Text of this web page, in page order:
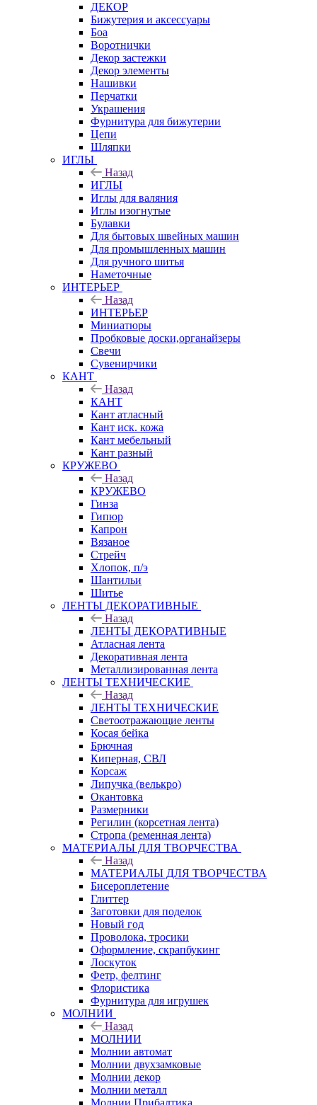
ДЕКОР
Бижутерия и аксессуары
Боа
Воротнички
Декор застежки
Декор элементы
Нашивки
Перчатки
Украшения
Фурнитура для бижутерии
Цепи
Шляпки
ИГЛЫ
Назад
ИГЛЫ
Иглы для валяния
Иглы изогнутые
Булавки
Для бытовых швейных машин
Для промышленных машин
Для ручного шитья
Наметочные
ИНТЕРЬЕР
Назад
ИНТЕРЬЕР
Миниатюры
Пробковые доски,органайзеры
Свечи
Сувенирчики
КАНТ
Назад
КАНТ
Кант атласный
Кант иск. кожа
Кант мебельный
Кант разный
КРУЖЕВО
Назад
КРУЖЕВО
Гинза
Гипюр
Капрон
Вязаное
Стрейч
Хлопок, п/э
Шантильи
Шитье
ЛЕНТЫ ДЕКОРАТИВНЫЕ
Назад
ЛЕНТЫ ДЕКОРАТИВНЫЕ
Атласная лента
Декоративная лента
Металлизированная лента
ЛЕНТЫ ТЕХНИЧЕСКИЕ
Назад
ЛЕНТЫ ТЕХНИЧЕСКИЕ
Светоотражающие ленты
Косая бейка
Брючная
Киперная, СВЛ
Корсаж
Липучка (велькро)
Окантовка
Размерники
Регилин (корсетная лента)
Стропа (ременная лента)
МАТЕРИАЛЫ ДЛЯ ТВОРЧЕСТВА
Назад
МАТЕРИАЛЫ ДЛЯ ТВОРЧЕСТВА
Бисероплетение
Глиттер
Заготовки для поделок
Новый год
Проволока, тросики
Оформление, скрапбукинг
Лоскуток
Фетр, фелтинг
Флористика
Фурнитура для игрушек
МОЛНИИ
Назад
МОЛНИИ
Молнии автомат
Молнии двухзамковые
Молнии декор
Молнии металл
Молнии Прибалтика